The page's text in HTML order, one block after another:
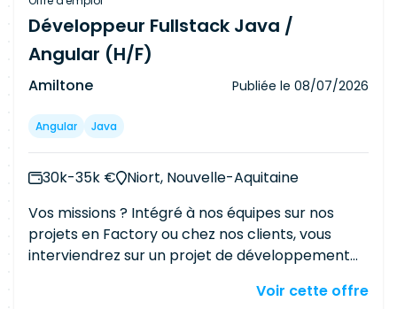
participation au Daily Scrum Meeting, Sprint
Revue, Rétro de Sprint et Planning Poker La
stack technique : - Back End : Spring boot ou
MVC et Hibernate - Front End : Angular 2+ - BDD
NoSQL (MongoDB, Cassandra, Redis) - Outils : Git,
Développeur Fullstack Java /
Angular (H/F)
Amiltone Publiée le 08/07/2026
Angular Java
30k-35k €
Niort, Nouvelle-Aquitaine
Vos missions ? Intégré à nos équipes sur nos
projets en Factory ou chez nos clients, vous
interviendrez sur un projet de développement
Angular (H/F), vous assurez les missionsVoir cette offre